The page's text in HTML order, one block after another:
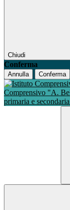
Chiudi
Conferma
Annulla Conferma
Comprensivo "A.
primaria e